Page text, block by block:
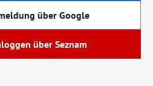
über Google
über Seznam